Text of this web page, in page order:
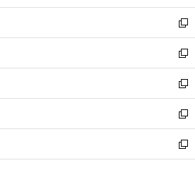
開
く
ウ
で
開
く
ン
ド
ウ
で
開
く
ウ
ィ
ン
ド
ウ
で
開
く
新
し
い
ウ
ィ
ン
ド
ウ
で
開
新
し
い
ウ
ィ
ン
ド
ウ
新
し
い
ウ
ィ
ン
新
し
い
ウ
新
し